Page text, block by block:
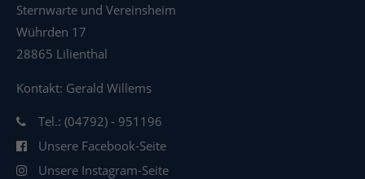
Sternwarte und Vereinsheim
Wührden 17
28865 Lilienthal
Kontakt: Gerald Willems
Tel.: (04792) - 951196
Unsere Facebook-Seite
Unsere Instagram-Seite